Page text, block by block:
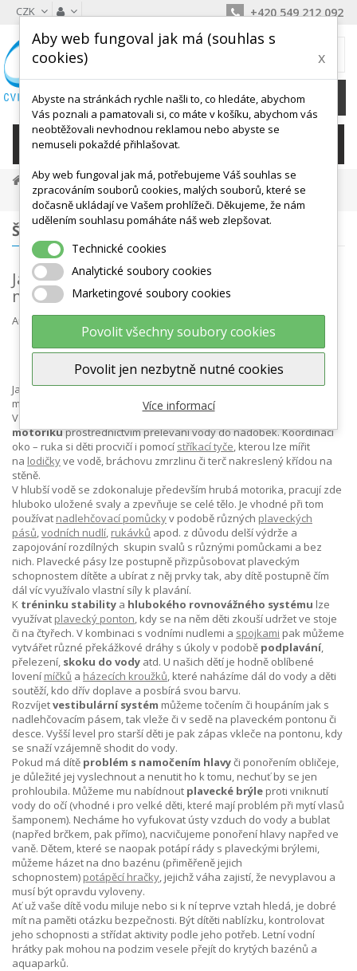
CZK +420 549 212 092
0 Kč
KATEGORIE
Novinky Z Blogu
Jak Využít Vodní Hry K Rozvoji Dětské Motoriky
ŠTÍTKY
Jak využít vodní hry k rozvoji dětské
motoriky
Autor Jaroslava Soukupová srp 10, 2023 Různé
Jaké rozvojové aktivity můžeme vyzkoušet v bazénu, rybníku či
moři?
V mělké vodě můžeme děti nechat trénovat
motorikuprostřednictvím přelévání vody do nádobek. Koordinaci
oko – ruka si děti procvičí i pomocí stříkací tyče, kterou lze mířit
na lodičkyve vodě, bráchovu zmrzlinu či terč nakreslený křídou na
stěně.
V hlubší vodě se zdokonaluje především hrubá motorika, pracují zde
hluboko uložené svaly a zpevňuje se celé tělo. Je vhodné při tom
používat nadlehčovací pomůckyv podobě různých plaveckých
pásů,vodních nudlí, rukávků apod. z důvodu delší výdrže a
zapojování rozdílných skupin svalů s různými pomůckami a bez
nich. Plavecké pásy lze postupně přizpůsobovat plaveckým
schopnostem dítěte a ubírat z něj prvky tak, aby dítě postupně čím
dál víc využívalo vlastní síly k plavání.
K tréninku stability a hlubokého rovnovážného systému lze
využívat plavecký ponton, kdy se na něm děti zkouší udržet ve stoje
či na čtyřech. V kombinaci s vodními nudlemi a spojkami pak můžeme
vytvářet různé překážkové dráhy s úkoly v podobě podplavání,
přelezení, skoku do vody atd. U našich dětí je hodně oblíbené
lovení míčků a házecích kroužků, které naházíme dál do vody a děti
soutěží, kdo dřív doplave a posbírá svou barvu.
Rozvíjetvestibulární systém můžeme točením či houpáním jak s
nadlehčovacím pásem, tak vleže či v sedě na plaveckém pontonu či
desce. Vyšší level pro starší děti je pak zápas vkleče na pontonu, kdy
se snaží vzájemně shodit do vody.
Pokud má dítě problém s namočením hlavyči ponořením obličeje,
je důležité jej vyslechnout a nenutit ho k tomu, nechuť by se jen
prohloubila. Můžeme mu nabídnout plavecké brýle proti vniknutí
vody do očí (vhodné i pro velké děti, které mají problém při mytí vlasů
šamponem). Necháme ho vyfukovat ústy vzduch do vody a bublat
(napřed brčkem, pak přímo), nacvičujeme ponoření hlavy napřed ve
vaně. Dětem, které se naopak potápí rády s plaveckými brýlemi,
můžeme házet na dno bazénu (přiměřeně jejich
schopnostem) potápěcí hračky, jejichž váha zajistí, že nevyplavou a
musí být opravdu vyloveny.
Ať už vaše dítě vodu miluje nebo si k ní teprve vztah hledá, je dobré
mít na paměti otázku bezpečnosti. Být dítěti nablízku, kontrolovat
jeho schopnosti a střídat aktivity podle jeho potřeb. Letní vodní
hrátky pak mohou na podzim vesele přejít do krytých bazénů a
aquaparků.
Aby web fungoval jak má (souhlas s
cookies)
x
Abyste na stránkách rychle našli to, co hledáte, abychom
Vás poznali a pamatovali si, co máte v košíku, abychom vás
neobtěžovali nevhodnou reklamou nebo abyste se
nemuseli pokaždé přihlašovat.
Aby web fungoval jak má, potřebujeme Váš souhlas se
zpracováním souborů cookies, malých souborů, které se
dočasně ukládají ve Vašem prohlížeči. Děkujeme, že nám
udělením souhlasu pomáháte náš web zlepšovat.
Technické cookies
Analytické soubory cookies
Marketingové soubory cookies
Povolit všechny soubory cookies
Povolit jen nezbytně nutné cookies
Více informací